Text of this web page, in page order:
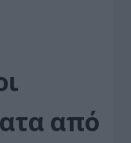
από